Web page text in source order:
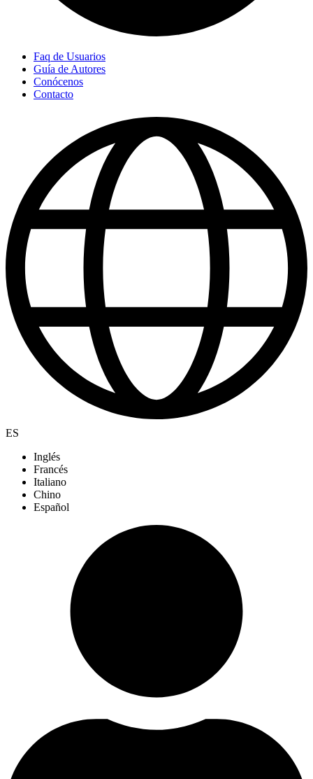
Faq de Usuarios
Guía de Autores
Conócenos
Contacto
ES
Inglés
Francés
Italiano
Chino
Español